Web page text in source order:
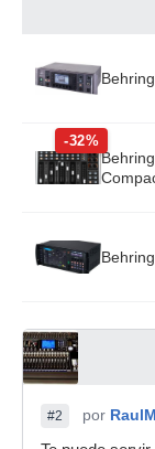
-32%
#2 por